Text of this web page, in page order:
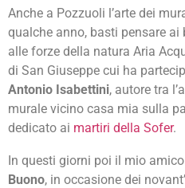
Anche a Pozzuoli l’arte dei
qualche anno, basti pensare
alle forze della natura Aria
di San Giuseppe cui ha
Antonio Isabettini, autore tra
murale vicino casa mia sulla
dedicato ai martiri della Sofer.
In questi giorni poi il mio
Buono, in occasione dei